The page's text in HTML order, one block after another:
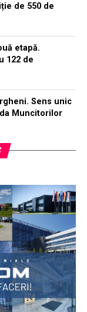
de 550 de
etapă.
122 de
Sens unic
Muncitorilor